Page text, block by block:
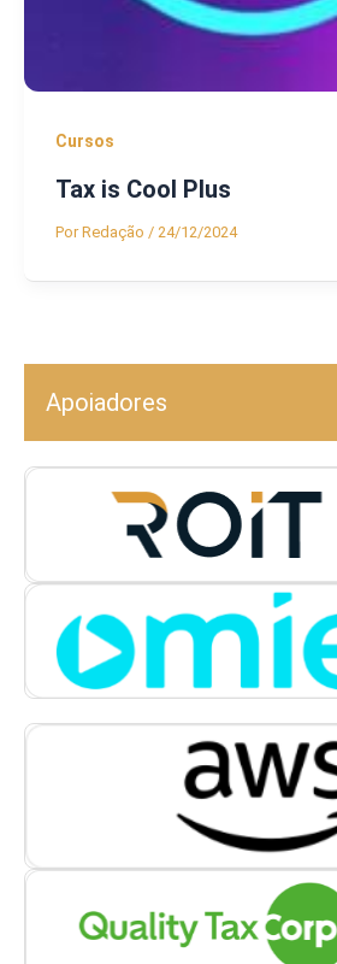
Cursos
Tax is Cool Plus
PorRedação / 24/12/2024
Apoiadores